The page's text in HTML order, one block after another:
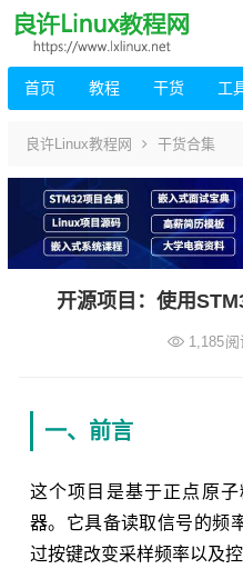
首页 教程 干货 工
良许Linux教程网 干货合集
开源项目：使用
1,185阅
一、前言
这个项目是基于正点原
器。它具备读取信号的频
过按键改变采样频率以及